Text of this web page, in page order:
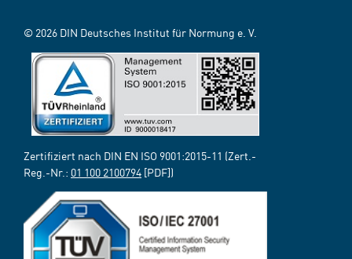
© 2026 DIN Deutsches Institut für Normung e. V.
Zertifiziert nach DIN EN ISO 9001:2015-11 (Zert.-
Reg.-Nr.: 01 100 2100794 [PDF])